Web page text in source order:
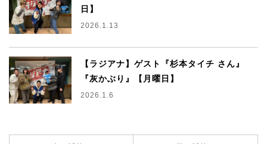
日】
2026.1.13
【ラジアナ】ゲスト『杉本タイチ さん』
『灰かぶり』【月曜日】
2026.1.6